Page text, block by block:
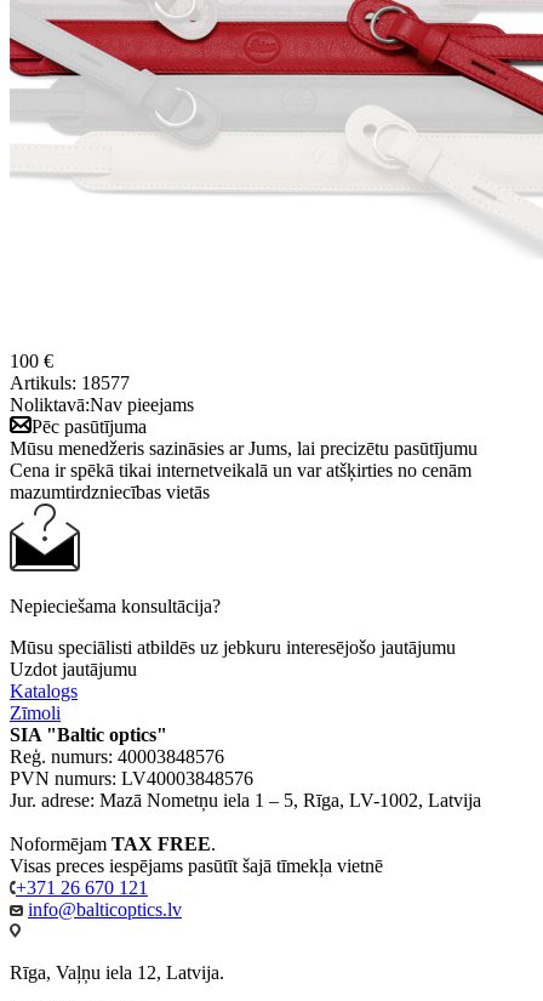
100 €
Artikuls: 18577
Noliktavā:Nav pieejams
Pēc pasūtījuma
Mūsu menedžeris sazināsies ar Jums, lai precizētu pasūtījumu
Cena ir spēkā tikai internetveikalā un var atšķirties no cenām
mazumtirdzniecības vietās
Nepieciešama konsultācija?
Mūsu speciālisti atbildēs uz jebkuru interesējošo jautājumu
Uzdot jautājumu
Katalogs
Zīmoli
SIA "Baltic optics"
Reģ. numurs: 40003848576
PVN numurs: LV40003848576
Jur. adrese: Mazā Nometņu iela 1 – 5, Rīga, LV-1002, Latvija
Noformējam TAX FREE.
Visas preces iespējams pasūtīt šajā tīmekļa vietnē
+371 26 670 121
info@balticoptics.lv
Rīga, Vaļņu iela 12, Latvija.